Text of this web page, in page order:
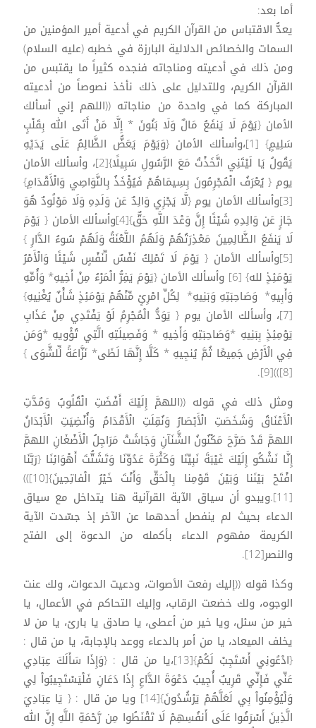
أما بعد:
يعدُّ الاقتباس من القرآن الكريم في أدعية أمير المؤمنين من
السمات والخصائص الدلالية البارزة في خطبه (عليه السلام)
ومن ذلك في أدعيته ومناجاته فنجده كثيراً ما يقتبس من
القرآن الكريم، وللتدليل على ذلك نأخذ نصوصاً من أدعيته
المباركة كما في واحدة من مناجاته ((اللهم إني أسألك
الأمان {يَوْمَ لَا يَنفَعُ مَالٌ وَلَا بَنُونَ * إِلَّا مَنْ أَتَى الله بِقَلْبٍ
سَلِيمٍ} [1]،وأسألك الأمان {وَيَوْمَ يَعَضُّ الظَّالِمُ عَلَى يَدَيْهِ
يَقُولُ يَا لَيْتَنِي اتَّخَذْتُ مَعَ الرَّسُولِ سَبِيلًا}[2]، وأسألك الأمان
يوم { يُعْرَفُ الْمُجْرِمُونَ بِسِيمَاهُمْ فَيُؤْخَذُ بِالنَّوَاصِي وَالْأَقْدَامِ}
[3]وأسألك الأمان يوم {لَّا يَجْزِي وَالِدٌ عَن وَلَدِهِ وَلَا مَوْلُودٌ هُوَ
جَازٍ عَن وَالِدِهِ شَيْئًا إِنَّ وَعْدَ اللَّهِ حَقٌّ}[4]وأسألك الأمان { يَوْمَ
لَا يَنفَعُ الظَّالِمِينَ مَعْذِرَتُهُمْ وَلَهُمُ اللَّعْنَةُ وَلَهُمْ سُوءُ الدَّارِ }
[5]وأسألك الأمان { يَوْمَ لَا تَمْلِكُ نَفْسٌ لِّنَفْسٍ شَيْئًا وَالْأَمْرُ
يَوْمَئِذٍ لله} [6] وأسألك الأمان {يَوْمَ يَفِرُّ الْمَرْءُ مِنْ أَخِيهِ* وَأُمِّهِ
وَأَبِيهِ* وَصَاحِبَتِهِ وَبَنِيهِ* لِكُلِّ امْرِئٍ مِّنْهُمْ يَوْمَئِذٍ شَأْنٌ يُغْنِيهِ}
[7]، وأسألك الأمان يوم { يَوَدُّ الْمُجْرِمُ لَوْ يَفْتَدِي مِنْ عَذَابِ
يَوْمِئِذٍ بِبَنِيهِ *وَصَاحِبَتِهِ وَأَخِيهِ * وَفَصِيلَتِهِ الَّتِي تُؤْويهِ *وَمَن
فِي الْأَرْضِ جَمِيعًا ثُمَّ يُنجِيهِ * كَلَّا إِنَّهَا لَظَى* نَزَّاعَةً لِّلشَّوَى }
[8]))[9].
ومثل ذلك في قوله ((اللهمَّ إِلَيْكَ أَفْضَتِ الْقُلُوبُ وَمُدَّتِ
الْأَعْنَاقُ وَشَخَصَتِ الْأَبْصَارُ وَنُقِلَتِ الْأَقْدَامُ وَأُنْضِيَتِ الْأَبْدَانُ
اللهمَّ قَدْ صَرَّحَ مَكْنُونُ الشَّنَآنِ وَجَاشَتْ مَرَاجِلُ الْأَضْغَانِ اللهمَّ
إِنَّا نَشْكُو إِلَيْكَ غَيْبَةَ نَبِيِّنَا وَكَثْرَةَ عَدُوِّنَا وَتَشَتُّتَ أَهْوَائِنَا {رَبَّنَا
افْتَحْ بَيْنَنا وَبَيْنَ قَوْمِنا بِالْحَقِّ وَأَنْتَ خَيْرُ الْفاتِحِينَ}[10]))
[11].ويبدو أن سياق الآية القرآنية هنا يتداخل مع سياق
الدعاء بحيث لم ينفصل أحدهما عن الآخر إذ جسّدت الآية
الكريمة مفهوم الدعاء بأكمله من الدعوة إلى الفتح
والنصر[12].
وكذا قوله ((إليك رفعت الأصوات، ودعيت الدعوات، ولك عنت
الوجوه، ولك خضعت الرقاب، وإليك التحاكم في الأعمال، يا
خير من سئل، ويا خير من أعطى، يا صادق يا بارئ، يا من لا
يخلف الميعاد، يا من أمر بالدعاء ووعد بالإجابة، يا من قال :
{ادْعُونِي أَسْتَجِبْ لَكُمْ}[13]،يا من قال : {وَإِذَا سَأَلَكَ عِبَادِي
عَنِّي فَإِنِّي قَرِيبٌ أُجِيبُ دَعْوَةَ الدَّاعِ إِذَا دَعَانِ فَلْيَسْتَجِيبُواْ لِي
وَلْيُؤْمِنُواْ بِي لَعَلَّهُمْ يَرْشُدُونَ}[14] ويا من قال : { يَا عِبَادِيَ
الَّذِينَ أَسْرَفُوا عَلَى أَنفُسِهِمْ لَا تَقْنَطُوا مِن رَّحْمَةِ اللَّهِ إِنَّ الله